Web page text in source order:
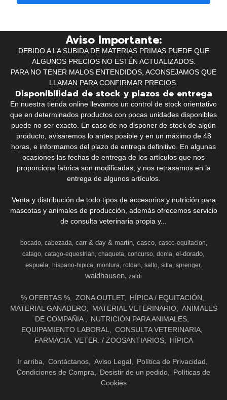
Aviso Importante:
DEBIDO A LA SUBIDA DE MATERIAS PRIMAS PUEDE QUE
ALGUNOS PRECIOS NO ESTÉN ACTUALIZADOS.
PARA NO TENER MALOS ENTENDIDOS, ACONSEJAMOS QUE
LLAMAN PARA CONFIRMAR PRECIOS.
Disponibilidad de stock y plazos de entrega
En nuestra tienda online llevamos un control de stock orientativo
que en determinados productos con pocas unidades disponibles
puede no ser exacto. En caso de no disponer de stock de algún
producto, avisaremos lo antes posible y en un máximo de 48
horas, e informamos del plazo de entrega definitivo. En algunas
ocasiones las fechas de entrega de los artículos que nos
proporciona fabrica son modificadas, y nos retrasamos en la
entrega de algunos artículos.
Venta y distribución de todo tipos de accesorios y nutrición para
mascotas y animales de producción, además ofrecemos servicio
de consulta veterinaria propia y...
bocado cabezada carr & day & martin casco
casco-equitacion
catago catago-equestrian chaqueta concurso doma el-dorado
espuela
hispano-hipica montura roldan salto silla sprenger
waldhausen zaldi
% OFERTAS % ZONA OUTLET
HÍPICA / EQUITACIÓN
MATERIAL GANADERO
MATERIAL VETERINARIO
ANIMALES
DE COMPAÑIA
NUTRICIÓN PARA ANIMALES
EQUIPAMIENTO LABORAL
CONSULTA VETERINARIA
FARMACIA. VETER. / ZOOSANTIARIOS
HÍPICA
Ir arriba Contáctanos Aviso Legal
Política de Privacidad
Condiciones de Compra
Desistir de un pedido
Políticas de
Cookies